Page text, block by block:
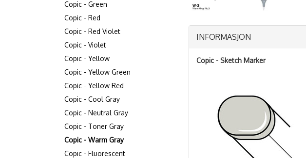
Copic - Green
Copic - Red
Copic - Red Violet
Copic - Violet
Copic - Yellow
Copic - Yellow Green
Copic - Yellow Red
Copic - Cool Gray
Copic - Neutral Gray
Copic - Toner Gray
Copic - Warm Gray
Copic - Fluorescent
INFORMASJON
Copic - Sketch Marker